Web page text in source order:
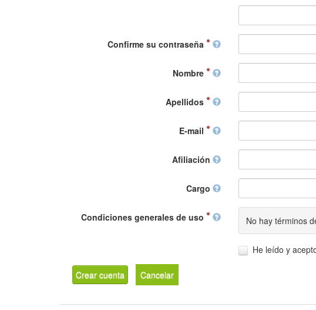
Confirme su contraseña
Nombre
Apellidos
E-mail
Afiliación
Cargo
Condiciones generales de uso No hay términos
He leído y
Crear cuenta Cancelar